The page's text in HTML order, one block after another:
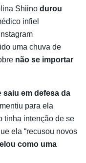
Shiino durou
infiel
uma chuva de
não se importar
saiu em defesa da
para ela
tinha intenção de se
ela “recusou novos
como uma